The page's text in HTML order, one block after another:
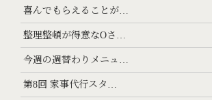
喜んでもらえることが…
整理整頓が得意なOさ…
今週の週替わりメニュ…
第8回 家事代行スタ…